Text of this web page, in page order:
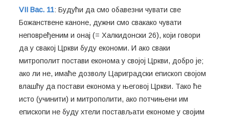
VII Вас. 11: Будући да смо обавезни чувати све
Божанствене каноне, дужни смо свакако чувати
неповређеним и онај (= Халкидонски 26), који говори
да у свакој Цркви буду економи. И ако сваки
митрополит постави економа у својој Цркви, добро је;
ако ли не, имаће дозволу Цариградски епископ својом
влашћу да постави економа у његовој Цркви. Тако ће
исто (учинити) и митрополити, ако потчињени им
епископи не буду хтели постављати економе у својим